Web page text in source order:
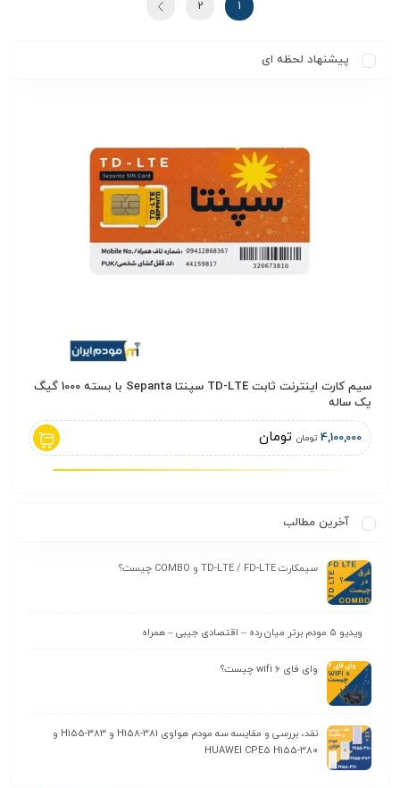
1
2
پیشنهاد لحظه ای
سیم کارت اینترنت ثابت TD-LTE سپنتا Sepanta با بسته 1000 گیگ
یک ساله
4,100,000 تومان تومان
آخرین مطالب
سیمکارت TD-LTE / FD-LTE و COMBO چیست؟
ویدیو 5 مودم برتر میان رده – اقتصادی جیبی – همراه
وای‌ فای wifi 6 چیست؟
نقد، بررسی و مقایسه سه مودم هواوی H158-381 و H155-383 و
HUAWEI CPE5 H155-380